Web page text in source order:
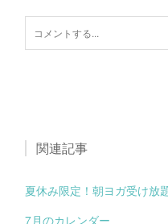
関連記事
夏休み限定！朝ヨガ受け放
7月のカレンダー